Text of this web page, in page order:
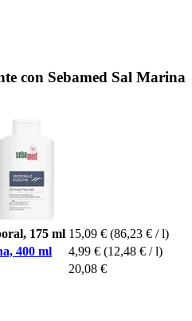
con Sebamed Sal Marina
175 ml 15,09 € (86,23 € / l)
400 ml
4,99 € (12,48 € / l)
20,08 €